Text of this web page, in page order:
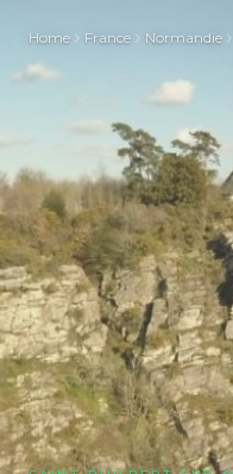
Home France Normandie